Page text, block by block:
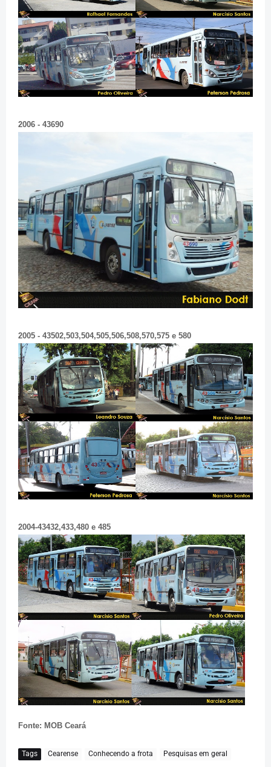
2006 - 43690
2005 - 43502,503,504,505,506,508,570,575 e 580
2004-43432,433,480 e 485
Fonte: MOB Ceará
Tags Cearense Conhecendo a frota Pesquisas em geral